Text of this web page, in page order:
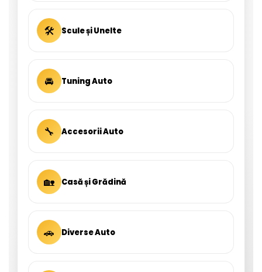
🛠 Scule și Unelte
🚘 Tuning Auto
🔧 Accesorii Auto
🏡 Casă și Grădină
🚗 Diverse Auto